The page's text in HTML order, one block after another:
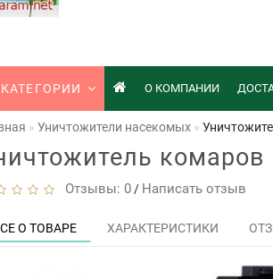
О КОМПАНИИ
Уничтожители насекомых
комаров
Отзывы: 0 / Написать отзыв
О ТОВАРЕ ХАРАКТЕРИСТИКИ